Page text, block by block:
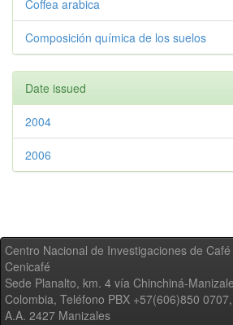
Coffea arabica
Composición química de los suelos
Date issued
2004
2006
Centro Nacional de Investigaciones de
Cenicafé
Sede Planalto, km. 4 vía Chinchiná-
Colombia, Teléfono PBX +57(606)850
A.A. 2427 Manizales